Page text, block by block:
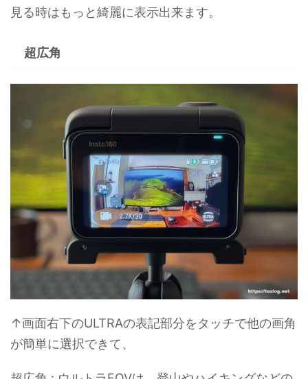
見る時はもっと綺麗に表示出来ます。
超広角
↑画面右下のULTRAの表記部分をタッチで他の画角
が簡単に選択できて、